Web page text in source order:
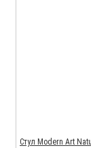
Стул Modern Art